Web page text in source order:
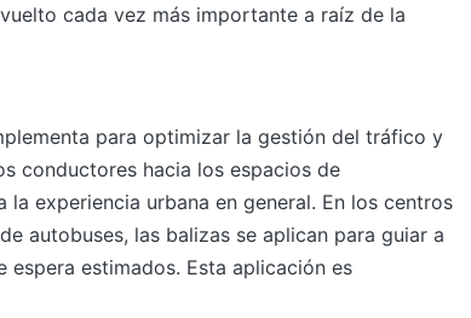
cada vez más importante a raíz de la
para optimizar la gestión del tráfico y
conductores hacia los espacios de
experiencia urbana en general. En los centros
autobuses, las balizas se aplican para guiar a
estimados. Esta aplicación es